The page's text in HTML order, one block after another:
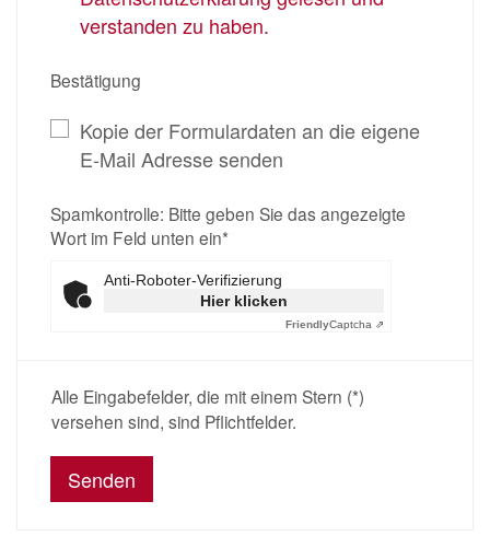
verstanden zu haben.
Bestätigung
Kopie der Formulardaten an die eigene
E-Mail Adresse senden
Spamkontrolle: Bitte geben Sie das angezeigte
Wort im Feld unten ein*
Anti-Roboter-Verifizierung
Hier klicken
FriendlyCaptcha ⇗
Alle Eingabefelder, die mit einem Stern (*)
versehen sind, sind Pflichtfelder.